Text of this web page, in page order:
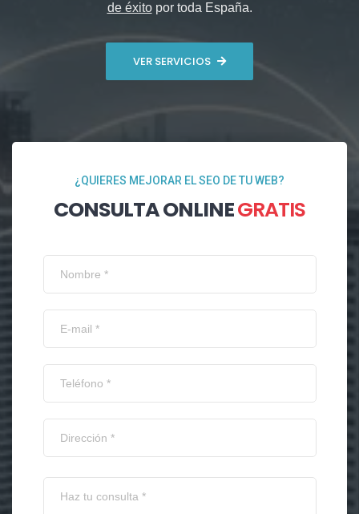
de éxitopor toda España.
VER SERVICIOS
¿QUIERES MEJORAR EL SEO DE TU WEB?
CONSULTA ONLINEGRATIS